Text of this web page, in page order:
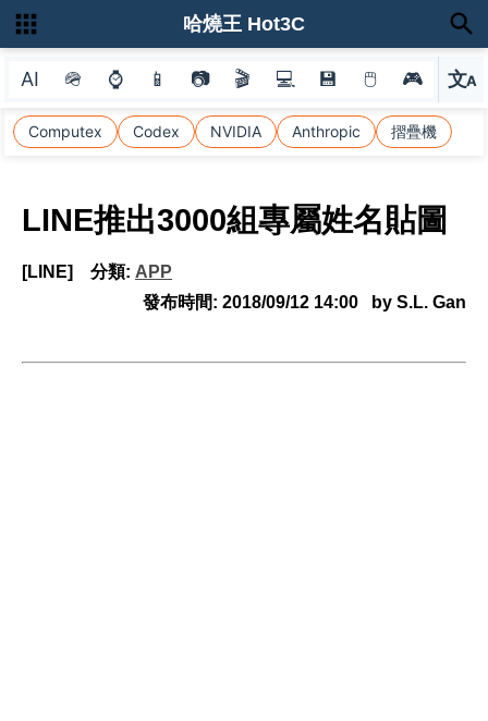
AI 🪖 ⌚ 📱 📷 🎬 💻 💾 🖱 🎮 文A
選
Computex Codex NVIDIA Anthropic 摺疊機
哈燒王 Hot3C
LINE推出3000組專屬姓名貼圖
[LINE] 分類: APP
發布時間: 2018/09/12 14:00 by S.L. Gan